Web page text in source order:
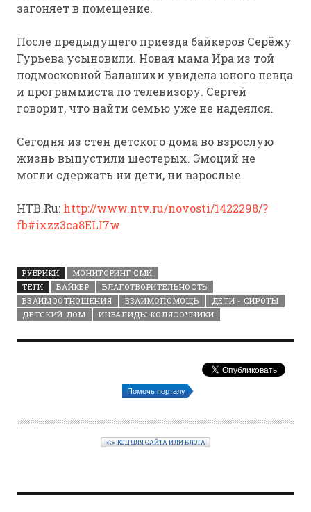
загоняет в помещение.
После предыдущего приезда байкеров Серёжу
Гурьева усыновили. Новая мама Ира из той
подмосковной Балашихи увидела юного певца
и программиста по телевизору. Сергей
говорит, что найти семью уже не надеялся.
Сегодня из стен детского дома во взрослую
жизнь выпустили шестерых. Эмоций не
могли сдержать ни дети, ни взрослые.
НТВ.Ru: http://www.ntv.ru/novosti/1422298/?
fb#ixzz3ca8ELI7w
РУБРИКИ
МОНИТОРИНГ СМИ
ТЕГИ
БАЙКЕР
БЛАГОТВОРИТЕЛЬНОСТЬ
ВЗАИМООТНОШЕНИЯ
ВЗАИМОПОМОЩЬ
ДЕТИ - СИРОТЫ
ДЕТСКИЙ ДОМ
ИНВАЛИДЫ-КОЛЯСОЧНИКИ
Помочь порталу
<\> КОД ДЛЯ САЙТА ИЛИ БЛОГА